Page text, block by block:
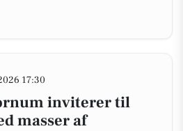
17:30
inviterer til
masser af